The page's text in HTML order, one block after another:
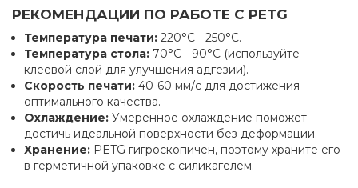
РЕКОМЕНДАЦИИ ПО РАБОТЕ С PETG
Температура печати: 220°C - 250°C.
Температура стола: 70°C - 90°C (используйте
клеевой слой для улучшения адгезии).
Скорость печати: 40-60 мм/с для достижения
оптимального качества.
Охлаждение: Умеренное охлаждение поможет
достичь идеальной поверхности без деформации.
Хранение: PETG гигроскопичен, поэтому храните его
в герметичной упаковке с силикагелем.